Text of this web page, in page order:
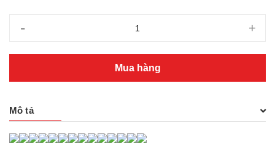
- +
Mua hàng
Mô tả